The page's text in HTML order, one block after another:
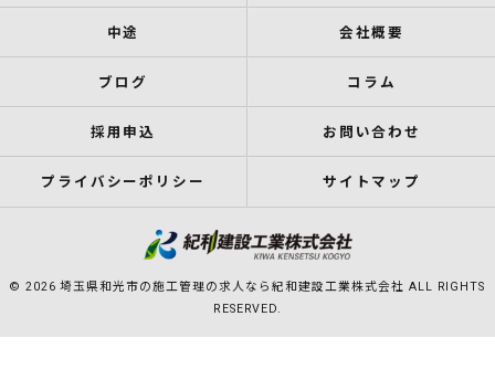
中途 会社概要
ブログ コラム
採用申込 お問い合わせ
プライバシーポリシー サイトマップ
© 2026 埼玉県和光市の施工管理の求人なら紀和建設工業株式会社 ALL RIGHTS
RESERVED.